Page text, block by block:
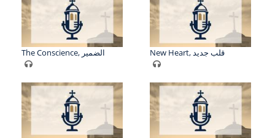
The Conscience, الضمير New Heart, قلب جديد